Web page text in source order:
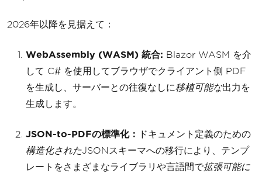
2026年以降を見据えて：
WebAssembly (WASM) 統合: Blazor WASM を介
して C# を使用してブラウザでクライアント側 PDF
を生成し、サーバーとの往復なしに移植可能な出力を
生成します。
JSON-to-PDFの標準化：
ドキュメント定義のための
構造化されたJSONスキーマへの移行により、テンプ
レートをさまざまなライブラリや言語間で拡張可能に